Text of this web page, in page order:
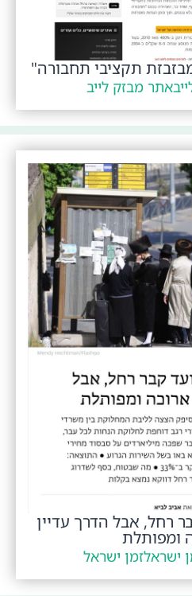
תקציבי תחבורה"
אתר מבזק לייב
רחל, אבל הדרך עדיין
ומפותלת
ישראלזמן ישראל